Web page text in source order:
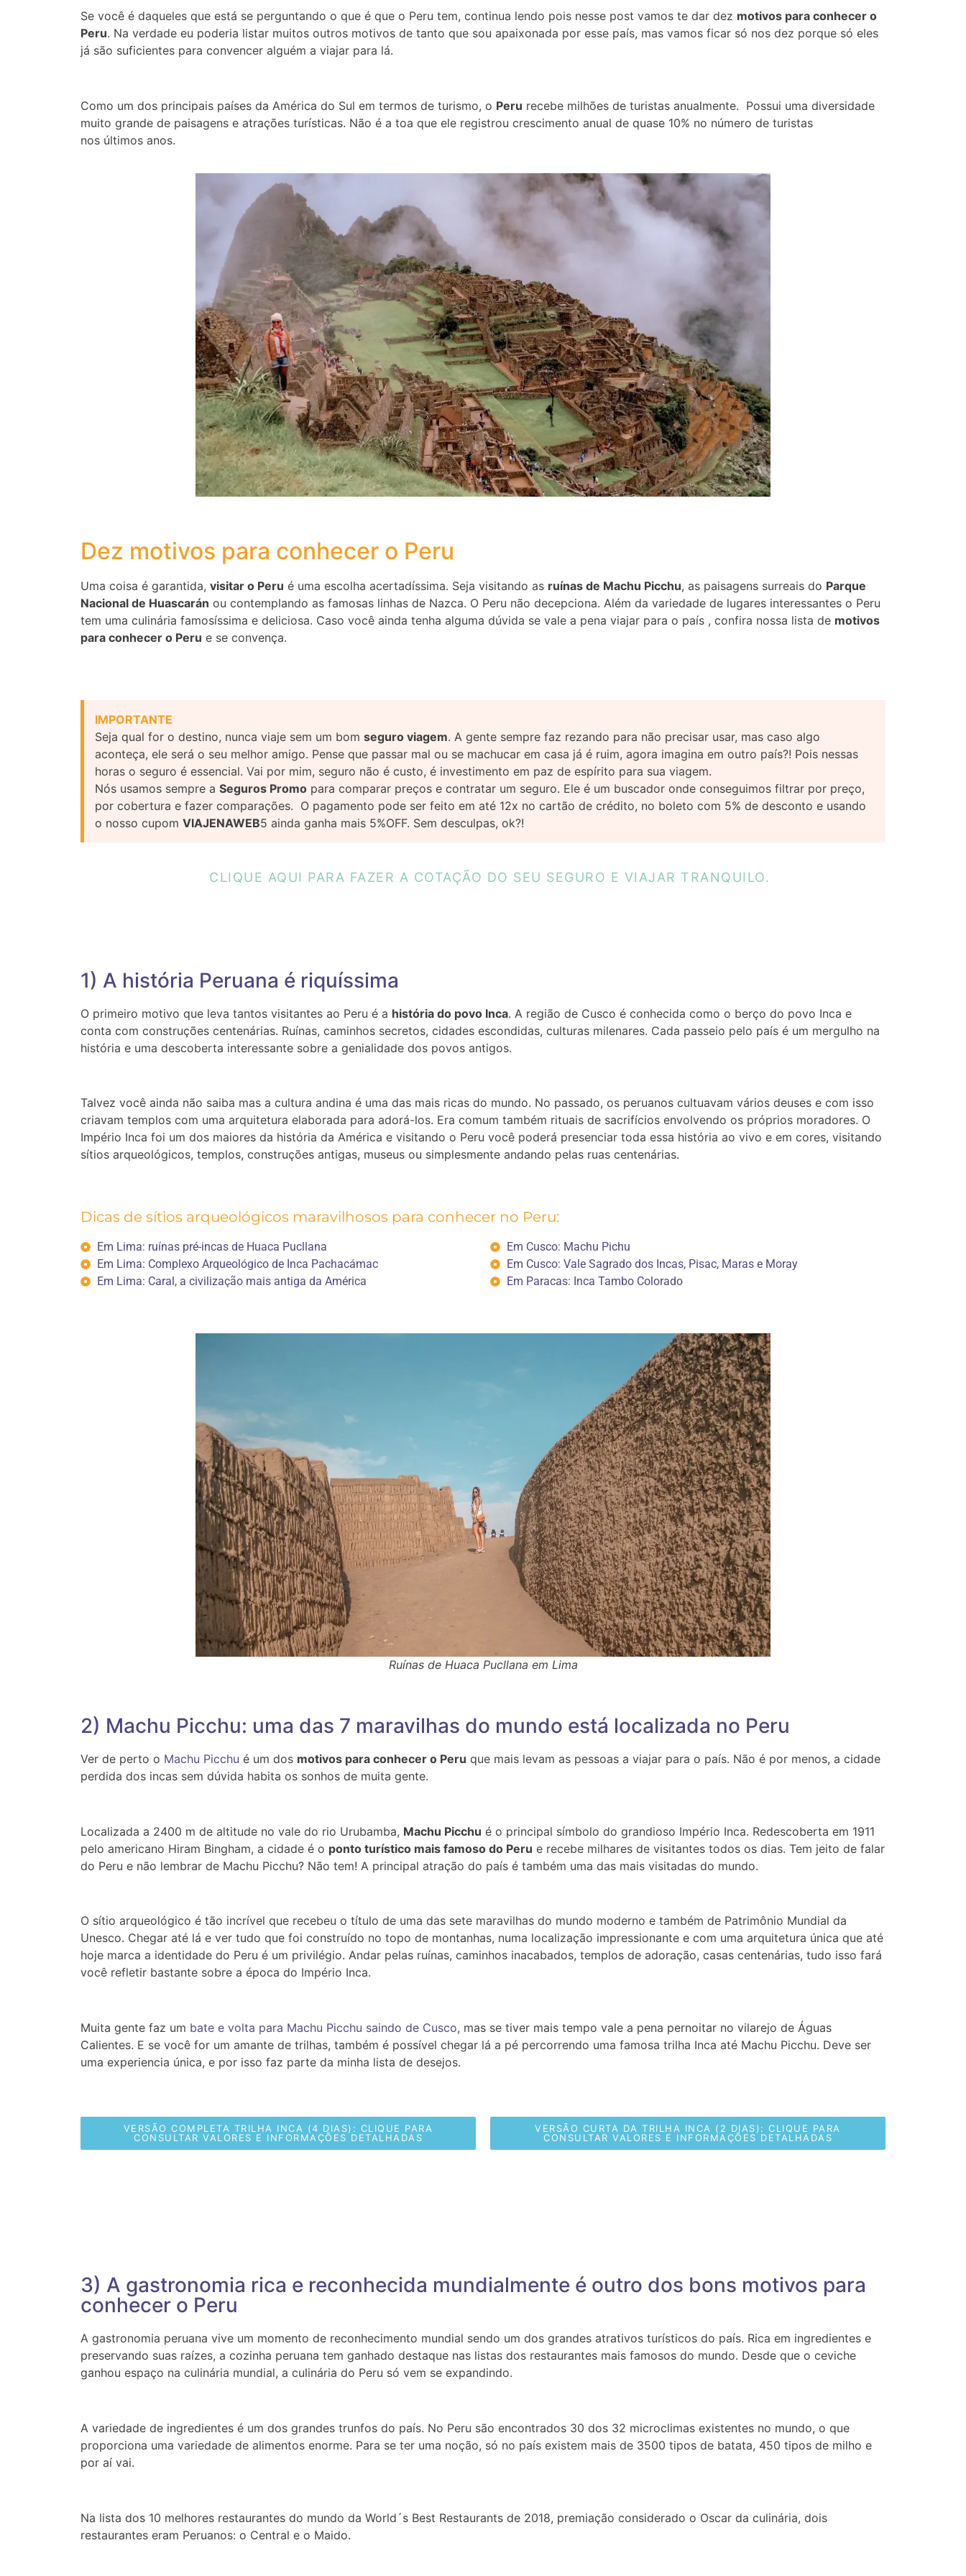
Se você é daqueles que está se perguntando o que é que o Peru tem, continua lendo pois nesse post vamos te dar dez motivos para conhecer o
Peru. Na verdade eu poderia listar muitos outros motivos de tanto que sou apaixonada por esse país, mas vamos ficar só nos dez porque só eles
já são suficientes para convencer alguém a viajar para lá.
Como um dos principais países da América do Sul em termos de turismo, o Peru recebe milhões de turistas anualmente. Possui uma diversidade
muito grande de paisagens e atrações turísticas. Não é a toa que ele registrou crescimento anual de quase 10% no número de turistas
nos últimos anos.
Dez motivos para conhecer o Peru
Uma coisa é garantida, visitar o Peru é uma escolha acertadíssima. Seja visitando as ruínas de Machu Picchu, as paisagens surreais do Parque
Nacional de Huascarán ou contemplando as famosas linhas de Nazca. O Peru não decepciona. Além da variedade de lugares interessantes o Peru
tem uma culinária famosíssima e deliciosa. Caso você ainda tenha alguma dúvida se vale a pena viajar para o país , confira nossa lista de motivos
para conhecer o Peru e se convença.
IMPORTANTE
Seja qual for o destino, nunca viaje sem um bom seguro viagem. A gente sempre faz rezando para não precisar usar, mas caso algo
aconteça, ele será o seu melhor amigo. Pense que passar mal ou se machucar em casa já é ruim, agora imagina em outro país?! Pois nessas
horas o seguro é essencial. Vai por mim, seguro não é custo, é investimento em paz de espírito para sua viagem.
Nós usamos sempre a Seguros Promo para comparar preços e contratar um seguro. Ele é um buscador onde conseguimos filtrar por preço,
por cobertura e fazer comparações. O pagamento pode ser feito em até 12x no cartão de crédito, no boleto com 5% de desconto e usando
o nosso cupom VIAJENAWEB5 ainda ganha mais 5%OFF. Sem desculpas, ok?!
CLIQUE AQUI PARA FAZER A COTAÇÃO DO SEU SEGURO E VIAJAR TRANQUILO.
1) A história Peruana é riquíssima
O primeiro motivo que leva tantos visitantes ao Peru é a história do povo Inca. A região de Cusco é conhecida como o berço do povo Inca e
conta com construções centenárias. Ruínas, caminhos secretos, cidades escondidas, culturas milenares. Cada passeio pelo país é um mergulho na
história e uma descoberta interessante sobre a genialidade dos povos antigos.
Talvez você ainda não saiba mas a cultura andina é uma das mais ricas do mundo. No passado, os peruanos cultuavam vários deuses e com isso
criavam templos com uma arquitetura elaborada para adorá-los. Era comum também rituais de sacrifícios envolvendo os próprios moradores. O
Império Inca foi um dos maiores da história da América e visitando o Peru você poderá presenciar toda essa história ao vivo e em cores, visitando
sítios arqueológicos, templos, construções antigas, museus ou simplesmente andando pelas ruas centenárias.
Dicas de sítios arqueológicos maravilhosos para conhecer no Peru:
Em Lima: ruínas pré-incas de Huaca Pucllana
Em Lima: Complexo Arqueológico de Inca Pachacámac
Em Lima: Caral, a civilização mais antiga da América
Em Cusco: Machu Pichu
Em Cusco: Vale Sagrado dos Incas, Pisac, Maras e Moray
Em Paracas: Inca Tambo Colorado
Ruínas de Huaca Pucllana em Lima
2) Machu Picchu: uma das 7 maravilhas do mundo está localizada no Peru
Ver de perto o Machu Picchu é um dos motivos para conhecer o Peru que mais levam as pessoas a viajar para o país. Não é por menos, a cidade
perdida dos incas sem dúvida habita os sonhos de muita gente.
Localizada a 2400 m de altitude no vale do rio Urubamba, Machu Picchu é o principal símbolo do grandioso Império Inca. Redescoberta em 1911
pelo americano Hiram Bingham, a cidade é o ponto turístico mais famoso do Peru e recebe milhares de visitantes todos os dias. Tem jeito de falar
do Peru e não lembrar de Machu Picchu? Não tem! A principal atração do país é também uma das mais visitadas do mundo.
O sítio arqueológico é tão incrível que recebeu o título de uma das sete maravilhas do mundo moderno e também de Patrimônio Mundial da
Unesco. Chegar até lá e ver tudo que foi construído no topo de montanhas, numa localização impressionante e com uma arquitetura única que até
hoje marca a identidade do Peru é um privilégio. Andar pelas ruínas, caminhos inacabados, templos de adoração, casas centenárias, tudo isso fará
você refletir bastante sobre a época do Império Inca.
Muita gente faz um bate e volta para Machu Picchu saindo de Cusco, mas se tiver mais tempo vale a pena pernoitar no vilarejo de Águas
Calientes. E se você for um amante de trilhas, também é possível chegar lá a pé percorrendo uma famosa trilha Inca até Machu Picchu. Deve ser
uma experiencia única, e por isso faz parte da minha lista de desejos.
VERSÃO COMPLETA TRILHA INCA (4 DIAS): CLIQUE PARA
CONSULTAR VALORES E INFORMAÇÕES DETALHADAS
VERSÃO CURTA DA TRILHA INCA (2 DIAS): CLIQUE PARA
CONSULTAR VALORES E INFORMAÇÕES DETALHADAS
3) A gastronomia rica e reconhecida mundialmente é outro dos bons motivos para
conhecer o Peru
A gastronomia peruana vive um momento de reconhecimento mundial sendo um dos grandes atrativos turísticos do país. Rica em ingredientes e
preservando suas raízes, a cozinha peruana tem ganhado destaque nas listas dos restaurantes mais famosos do mundo. Desde que o ceviche
ganhou espaço na culinária mundial, a culinária do Peru só vem se expandindo.
A variedade de ingredientes é um dos grandes trunfos do país. No Peru são encontrados 30 dos 32 microclimas existentes no mundo, o que
proporciona uma variedade de alimentos enorme. Para se ter uma noção, só no país existem mais de 3500 tipos de batata, 450 tipos de milho e
por aí vai.
Na lista dos 10 melhores restaurantes do mundo da World´s Best Restaurants de 2018, premiação considerado o Oscar da culinária, dois
restaurantes eram Peruanos: o Central e o Maido.